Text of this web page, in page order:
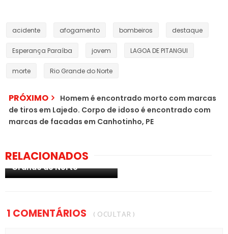
acidente afogamento bombeiros destaque
Esperança Paraíba jovem LAGOA DE PITANGUI
morte Rio Grande do Norte
PRÓXIMO
Homem é encontrado morto com marcas
de tiros em Lajedo. Corpo de idoso é encontrado com
marcas de facadas em Canhotinho, PE
RELACIONADOS
de Pitangui, no Rio
Grande do Norte
1 COMENTÁRIOS ( OCULTAR )